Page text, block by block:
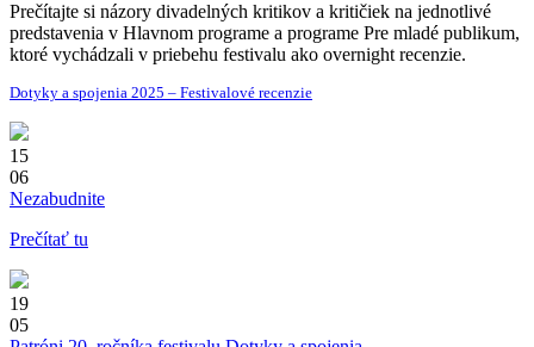
Prečítajte si názory divadelných kritikov a kritičiek na jednotlivé
predstavenia v Hlavnom programe a programe Pre mladé publikum,
ktoré vychádzali v priebehu festivalu ako overnight recenzie.
Dotyky a spojenia 2025 – Festivalové recenzie
15
06
Nezabudnite
Prečítať tu
19
05